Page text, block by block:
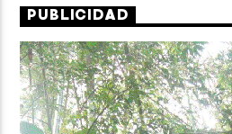
PUBLICIDAD